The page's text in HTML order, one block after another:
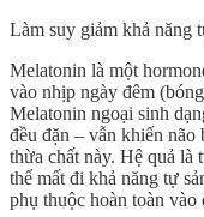
Làm suy giảm khả năng
Melatonin là một
vào nhịp ngày đêm
Melatonin ngoại sinh
đều đặn – vẫn khiến não
thừa chất này. Hệ quả là
thể mất đi khả năng tự
phụ thuộc hoàn toàn vào